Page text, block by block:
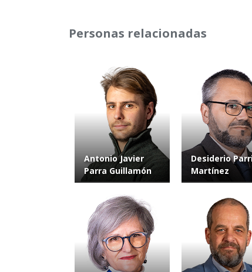
Personas relacionadas
Antonio Javier
Parra Guillamón
Desiderio
Martínez